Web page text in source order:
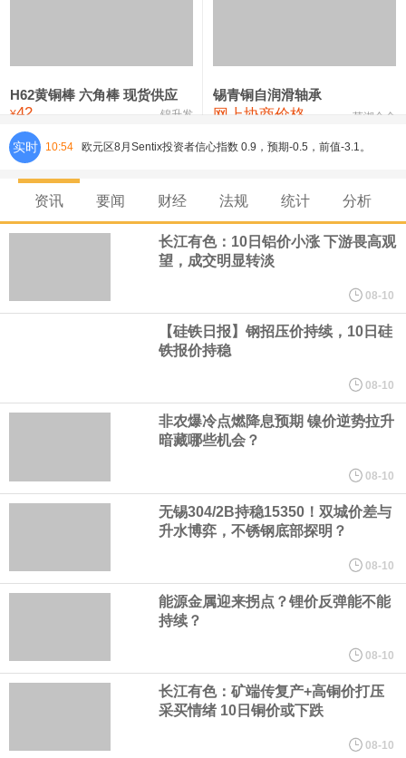
氯化镍 38,300—40,300 39,300 0
H62黄铜棒 六角棒 现货供应
¥42 锦升发
锡青铜自润滑轴承
网上协商价格 芜湖合金
实时 10:54 欧元区8月Sentix投资者信心指数 0.9，预期-0.5，前值-3.1。
8月10日，人民币对美元即期汇率盘中最高升至6.7439，创下2023
年2月6日以来的3年多新高。工银亚洲在展望下半年人民币走势时认
括：一是下半年预计出口延续韧性增长，关注地缘风险及关税政策
人民币资产，资金净流入支持人民币中枢走强；三是美元对人民币
《天津市智能机器人产业创新发展行动方案（2026—2028年）印发
国家发展改革委、国家能源局印发《煤炭工业发展“十五五”规划》。
其中指出，统筹资源开发条件、市场需求、运输通道、环境约束等
因素，有序推进煤炭资源开发。西部资源富集地区强化开发整体规
划，完善上下游开发利用体系，提升跨区域协同保障能力。持续推
资讯 要闻 财经 法规 统计 分析
长江有色：10日铝价小涨 下游畏高观
望，成交明显转淡
08-10
【硅铁日报】钢招压价持续，10日硅
铁报价持稳
08-10
非农爆冷点燃降息预期 镍价逆势拉升
暗藏哪些机会？
08-10
无锡304/2B持稳15350！双城价差与
升水博弈，不锈钢底部探明？
08-10
能源金属迎来拐点？锂价反弹能不能
持续？
08-10
长江有色：矿端传复产+高铜价打压
采买情绪 10日铜价或下跌
08-10